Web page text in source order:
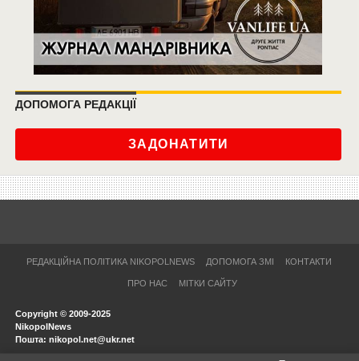
ДОПОМОГА РЕДАКЦІЇ
ЗАДОНАТИТИ
РЕДАКЦІЙНА ПОЛІТИКА NIKOPOLNEWS ДОПОМОГА ЗМІ КОНТАКТИ
ПРО НАС МІТКИ САЙТУ
Copyright © 2009-2025
NikopolNews
Пошта: nikopol.net@ukr.net